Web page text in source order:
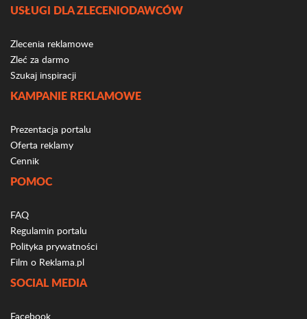
USŁUGI DLA ZLECENIODAWCÓW
Zlecenia reklamowe
Zleć za darmo
Szukaj inspiracji
KAMPANIE REKLAMOWE
Prezentacja portalu
Oferta reklamy
Cennik
POMOC
FAQ
Regulamin portalu
Polityka prywatności
Film o Reklama.pl
SOCIAL MEDIA
Facebook